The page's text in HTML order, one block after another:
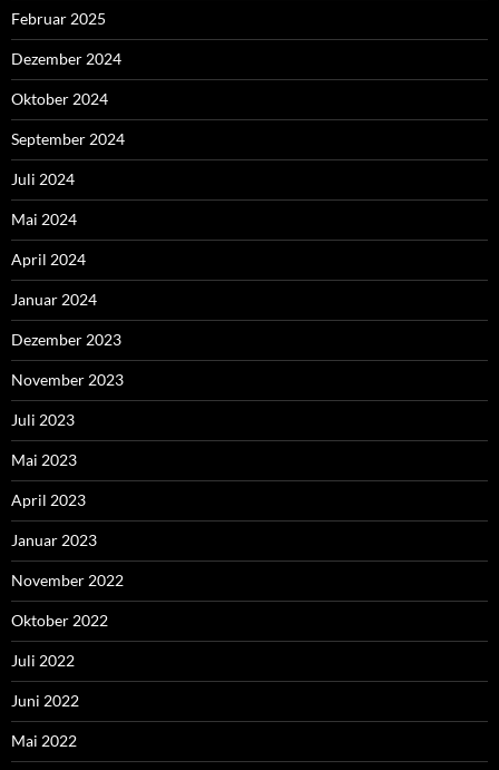
Februar 2025
Dezember 2024
Oktober 2024
September 2024
Juli 2024
Mai 2024
April 2024
Januar 2024
Dezember 2023
November 2023
Juli 2023
Mai 2023
April 2023
Januar 2023
November 2022
Oktober 2022
Juli 2022
Juni 2022
Mai 2022